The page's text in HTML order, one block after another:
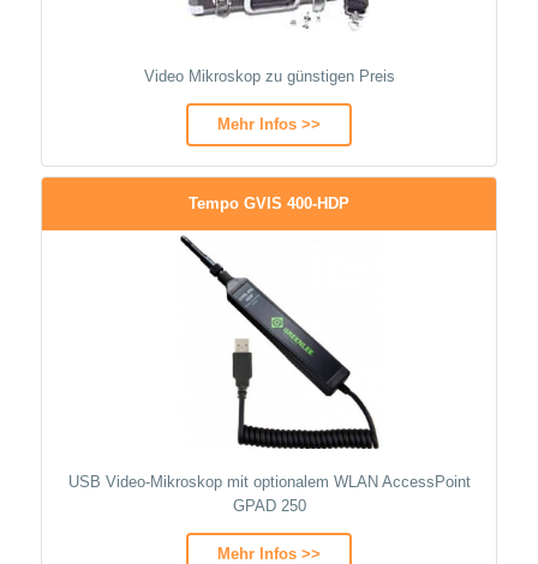
Video Mikroskop zu günstigen Preis
Mehr Infos >>
Tempo GVIS 400-HDP
USB Video-Mikroskop mit optionalem WLAN AccessPoint
GPAD 250
Mehr Infos >>